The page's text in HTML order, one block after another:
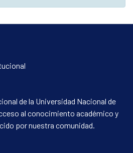
de la Universidad Nacional de
al conocimiento académico y
por nuestra comunidad.